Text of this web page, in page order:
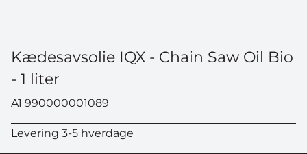
Kædesavsolie IQX - Chain Saw Oil Bio
- 1 liter
A1 990000001089
Levering 3-5 hverdage